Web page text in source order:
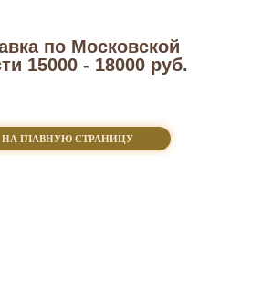
по Московской
15000 - 18000 руб.
НА ГЛАВНУЮ СТРАНИЦУ